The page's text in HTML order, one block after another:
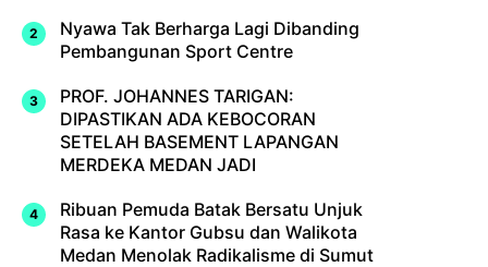
Nyawa Tak Berharga Lagi Dibanding
Pembangunan Sport Centre
PROF. JOHANNES TARIGAN:
DIPASTIKAN ADA KEBOCORAN
SETELAH BASEMENT LAPANGAN
MERDEKA MEDAN JADI
Ribuan Pemuda Batak Bersatu Unjuk
Rasa ke Kantor Gubsu dan Walikota
Medan Menolak Radikalisme di Sumut